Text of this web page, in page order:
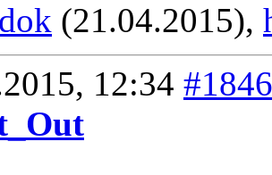
(21.04.2015),
12:34 #1846